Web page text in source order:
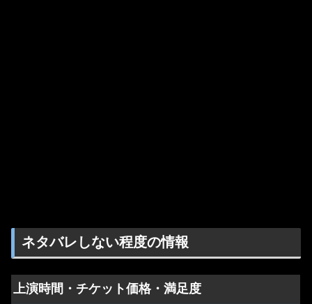
ネタバレしない程度の情報
上演時間・チケット価格・満足度